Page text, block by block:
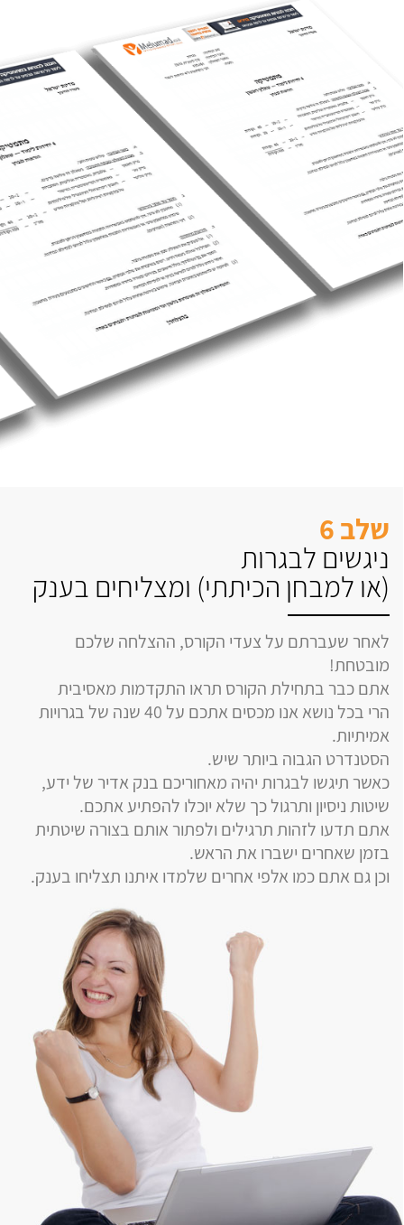
שלב 6
ניגשים לבגרות
(או למבחן הכיתתי) ומצליחים בענק
לאחר שעברתם על צעדי הקורס, ההצלחה שלכם
מובטחת!
אתם כבר בתחילת הקורס תראו התקדמות מאסיבית
הרי בכל נושא אנו מכסים אתכם על 40 שנה של בגרויות
אמיתיות.
הסטנדרט הגבוה ביותר שיש.
כאשר תיגשו לבגרות יהיה מאחוריכם בנק אדיר של ידע,
שיטות ניסיון ותרגול כך שלא יוכלו להפתיע אתכם.
אתם תדעו לזהות תרגילים ולפתור אותם בצורה שיטתית
בזמן שאחרים ישברו את הראש.
וכן גם אתם כמו אלפי אחרים שלמדו איתנו תצליחו בענק.